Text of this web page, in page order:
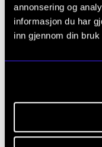
annonsering og
informasjon du har
inn gjennom din
til å motta De
–
– Mira spiller
hun har et
stilretninger som